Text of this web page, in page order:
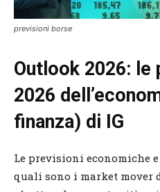
previsioni borse
Outlook 2026: le
2026
finanza) di IG
Le previsioni economiche
quali sono i market mover